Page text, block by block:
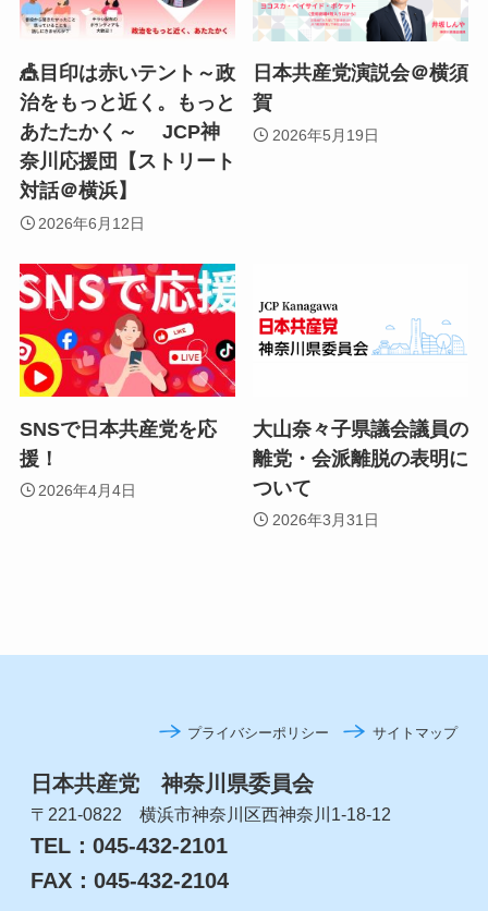
🎪目印は赤いテント～政
治をもっと近く。もっと
あたたかく～ JCP神
奈川応援団【ストリート
対話＠横浜】
2026年6月12日
日本共産党演説会＠横須
賀
2026年5月19日
SNSで日本共産党を応
援！
2026年4月4日
大山奈々子県議会議員の
離党・会派離脱の表明に
ついて
2026年3月31日
プライバシーポリシー サイトマップ
日本共産党 神奈川県委員会
〒221-0822 横浜市神奈川区西神奈川1-18-12
TEL：045-432-2101
FAX：045-432-2104